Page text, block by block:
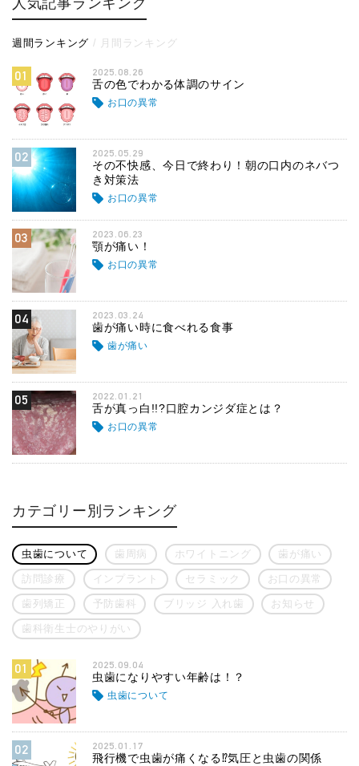
人気記事ランキング
週間ランキング 月間ランキング
01 2025.08.26
舌の色でわかる体調のサイン
お口の異常
02 2025.05.29
その不快感、今日で終わり！朝の口内のネバつ
き対策法
お口の異常
03 2023.06.23
顎が痛い！
お口の異常
04 2023.03.24
歯が痛い時に食べれる食事
歯が痛い
05 2022.01.21
舌が真っ白!!?口腔カンジダ症とは？
お口の異常
カテゴリー別ランキング
虫歯について 歯周病 ホワイトニング 歯が痛い
訪問診療 インプラント セラミック お口の異常
歯列矯正 予防歯科 ブリッジ 入れ歯 お知らせ
歯科衛生士のやりがい
01 2025.09.04
虫歯になりやすい年齢は！？
虫歯について
02 2025.01.17
飛行機で虫歯が痛くなる⁉気圧と虫歯の関係